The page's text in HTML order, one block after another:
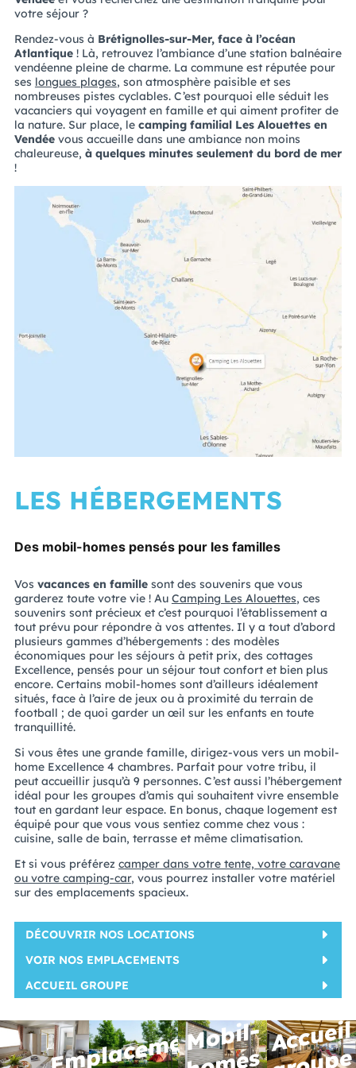
votre séjour ?
Rendez-vous à Brétignolles-sur-Mer, face à l’océan
Atlantique! Là, retrouvez l’ambiance d’une station balnéaire
vendéenne pleine de charme. La commune est réputée pour
ses longues plages, son atmosphère paisible et ses
nombreuses pistes cyclables. C’est pourquoi elle séduit les
vacanciers qui voyagent en famille et qui aiment profiter de
la nature. Sur place, le camping familial Les Alouettes en
Vendéevous accueille dans une ambiance non moins
chaleureuse, à quelques minutes seulement du bord de mer
!
LES HÉBERGEMENTS
Des mobil-homes pensés pour les familles
Vos vacances en famillesont des souvenirs que vous
garderez toute votre vie ! Au Camping Les Alouettes, ces
souvenirs sont précieux et c’est pourquoi l’établissement a
tout prévu pour répondre à vos attentes. Il y a tout d’abord
plusieurs gammes d’hébergements : des modèles
économiques pour les séjours à petit prix, des cottages
Excellence, pensés pour un séjour tout confort et bien plus
encore. Certains mobil-homes sont d’ailleurs idéalement
situés, face à l’aire de jeux ou à proximité du terrain de
football ; de quoi garder un œil sur les enfants en toute
tranquillité.
Si vous êtes une grande famille, dirigez-vous vers un mobil-
home Excellence 4 chambres. Parfait pour votre tribu, il
peut accueillir jusqu’à 9 personnes. C’est aussi l’hébergement
idéal pour les groupes d’amis qui souhaitent vivre ensemble
tout en gardant leur espace. En bonus, chaque logement est
équipé pour que vous vous sentiez comme chez vous :
cuisine, salle de bain, terrasse et même climatisation.
Et si vous préférez camper dans votre tente, votre caravane
ou votre camping-car, vous pourrez installer votre matériel
sur des emplacements spacieux.
DÉCOUVRIR NOS LOCATIONS
VOIR NOS EMPLACEMENTS
ACCUEIL GROUPE
EmplacementsM
o
bil
-
h
o
m
e A
c
c
u
eil
g
r
o
u
p